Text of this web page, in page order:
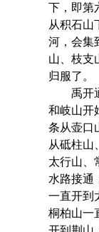
下，即第
从积石山
河，会集
山、枝支
归服了。
禹开通
和岐山开
条从壶口
从砥柱山
太行山、
水路接通
一直开到
桐柏山一